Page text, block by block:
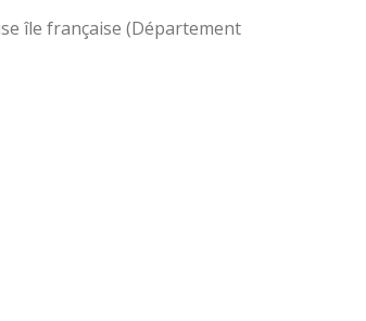
île française (Département